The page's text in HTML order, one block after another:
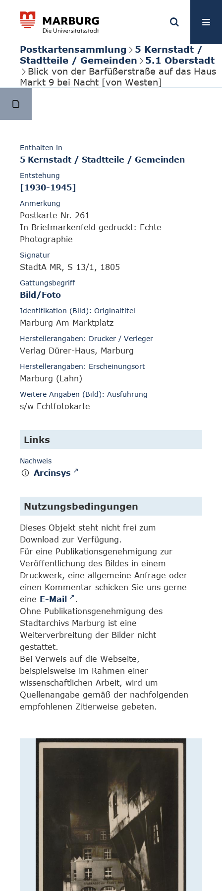
Postkartensammlung
5 Kernstadt /
Stadtteile / Gemeinden
5.1 Oberstadt
Blick von der Barfüßerstraße auf das Haus
Markt 9 bei Nacht [von Westen]
Enthalten in
5 Kernstadt / Stadtteile / Gemeinden
Entstehung
[1930-1945]
Anmerkung
Postkarte Nr. 261
In Briefmarkenfeld gedruckt: Echte
Photographie
Signatur
StadtA MR, S 13/1, 1805
Gattungsbegriff
Bild/Foto
Identifikation (Bild): Originaltitel
Marburg Am Marktplatz
Herstellerangaben: Drucker / Verleger
Verlag Dürer-Haus, Marburg
Herstellerangaben: Erscheinungsort
Marburg (Lahn)
Weitere Angaben (Bild): Ausführung
s/w Echtfotokarte
Links
Nachweis
Arcinsys
Nutzungsbedingungen
Dieses Objekt steht nicht frei zum
Download zur Verfügung.
Für eine Publikationsgenehmigung zur
Veröffentlichung des Bildes in einem
Druckwerk, eine allgemeine Anfrage oder
einen Kommentar schicken Sie uns gerne
eine E-Mail
.
Ohne Publikationsgenehmigung des
Stadtarchivs Marburg ist eine
Weiterverbreitung der Bilder nicht
gestattet.
Bei Verweis auf die Webseite,
beispielsweise im Rahmen einer
wissenschaftlichen Arbeit, wird um
Quellenangabe gemäß der nachfolgenden
empfohlenen Zitierweise gebeten.